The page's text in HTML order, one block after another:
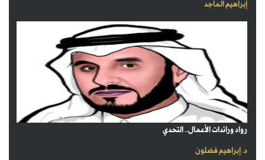
إبراهيم الماجد
رواد ورائدات الأعمال.. التحدي
د. إبراهيم فضلون